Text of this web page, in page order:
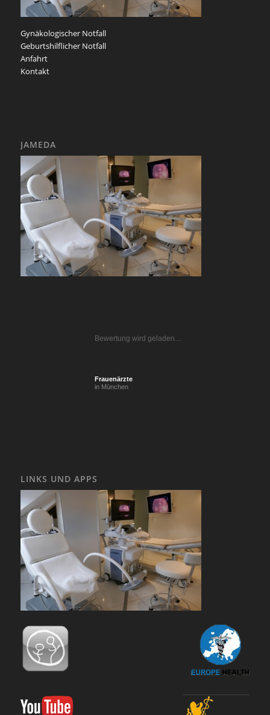
Gynäkologischer Notfall
Geburtshilflicher Notfall
Anfahrt
Kontakt
JAMEDA
Bewertung wird geladen…
Frauenärzte
in München
LINKS UND APPS